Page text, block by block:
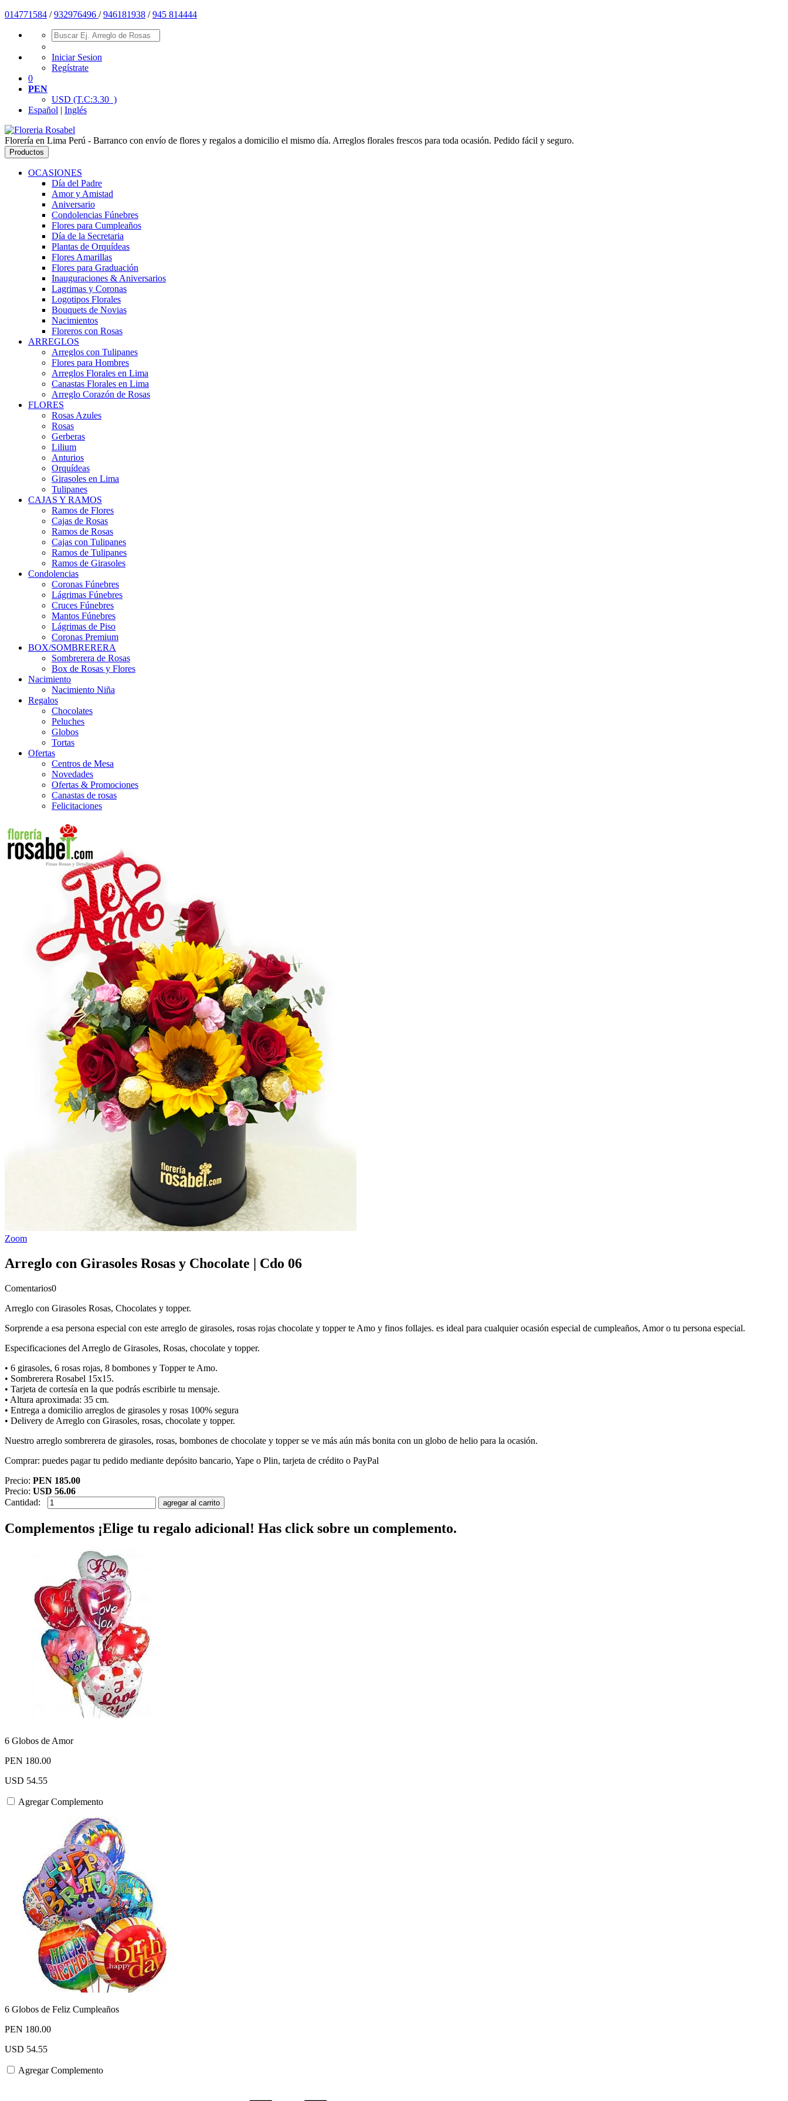
014771584 /932976496 /946181938 /945 814444
Iniciar Sesion
Regístrate
0
PEN
USD (T.C:3.30 )
Español | Inglés
Florería en Lima Perú - Barranco con envío de flores y regalos a domicilio el mismo día. Arreglos florales frescos para toda ocasión. Pedido fácil y seguro.
Productos
OCASIONES
Día del Padre
Amor y Amistad
Aniversario
Condolencias Fúnebres
Flores para Cumpleaños
Día de la Secretaria
Plantas de Orquídeas
Flores Amarillas
Flores para Graduación
Inauguraciones & Aniversarios
Lagrimas y Coronas
Logotipos Florales
Bouquets de Novias
Nacimientos
Floreros con Rosas
ARREGLOS
Arreglos con Tulipanes
Flores para Hombres
Arreglos Florales en Lima
Canastas Florales en Lima
Arreglo Corazón de Rosas
FLORES
Rosas Azules
Rosas
Gerberas
Lilium
Anturios
Orquídeas
Girasoles en Lima
Tulipanes
CAJAS Y RAMOS
Ramos de Flores
Cajas de Rosas
Ramos de Rosas
Cajas con Tulipanes
Ramos de Tulipanes
Ramos de Girasoles
Condolencias
Coronas Fúnebres
Lágrimas Fúnebres
Cruces Fúnebres
Mantos Fúnebres
Lágrimas de Piso
Coronas Premium
BOX/SOMBRERERA
Sombrerera de Rosas
Box de Rosas y Flores
Nacimiento
Nacimiento Niña
Regalos
Chocolates
Peluches
Globos
Tortas
Ofertas
Centros de Mesa
Novedades
Ofertas & Promociones
Canastas de rosas
Felicitaciones
Zoom
Arreglo con Girasoles Rosas y Chocolate | Cdo 06
Comentarios0
Arreglo con Girasoles Rosas, Chocolates y topper.
Sorprende a esa persona especial con este arreglo de girasoles, rosas rojas chocolate y topper te Amo y finos follajes. es ideal para cualquier ocasión especial de cumpleaños, Amor o tu persona especial.
Especificaciones del Arreglo de Girasoles, Rosas, chocolate y topper.
• 6 girasoles, 6 rosas rojas, 8 bombones y Topper te Amo.
• Sombrerera Rosabel 15x15.
• Tarjeta de cortesía en la que podrás escribirle tu mensaje.
• Altura aproximada: 35 cm.
• Entrega a domicilio arreglos de girasoles y rosas 100% segura
• Delivery de Arreglo con Girasoles, rosas, chocolate y topper.
Nuestro arreglo sombrerera de girasoles, rosas, bombones de chocolate y topper se ve más aún más bonita con un globo de helio para la ocasión.
Comprar: puedes pagar tu pedido mediante depósito bancario, Yape o Plin, tarjeta de crédito o PayPal
Precio: PEN 185.00
Precio: USD 56.06
Cantidad:
Complementos ¡Elige tu regalo adicional! Has click sobre un complemento.
6 Globos de Amor
PEN 180.00
USD 54.55
Agregar Complemento
6 Globos de Feliz Cumpleaños
PEN 180.00
USD 54.55
Agregar Complemento